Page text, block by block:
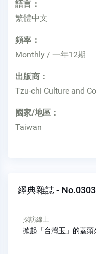
語言：
繁體中文
頻率：
Monthly / 一年12期
出版商：
Tzu-chi Culture and
國家/地區：
Taiwan
經典雜誌 -
採訪線上
掀起「台灣玉」的蓋頭